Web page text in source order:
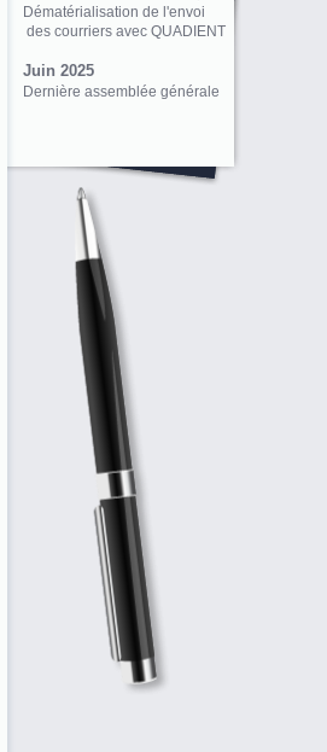
Dématérialisation de l'envoi
des courriers avec QUADIENT
Juin 2025
Dernière assemblée générale